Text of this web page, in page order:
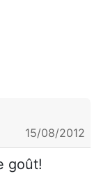
15/08/2012
goût!